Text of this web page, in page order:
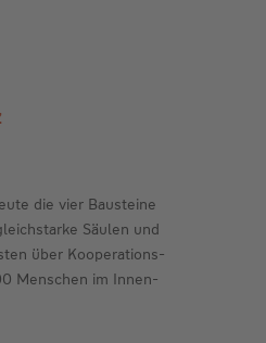
die vier Bausteine
Säulen und
über Kooperations-
Menschen im Innen-